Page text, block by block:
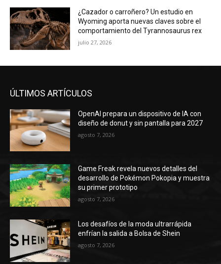
¿Cazador o carroñero? Un estudio en
Wyoming aporta nuevas claves sobre el
comportamiento del Tyrannosaurus rex
julio 27, 2026
ÚLTIMOS ARTÍCULOS
OpenAI prepara un dispositivo de IA con
diseño de donut y sin pantalla para 2027
agosto 7, 2026
Game Freak revela nuevos detalles del
desarrollo de Pokémon Pokopia y muestra
su primer prototipo
agosto 7, 2026
Los desafíos de la moda ultrarrápida
enfrían la salida a Bolsa de Shein
agosto 7, 2026